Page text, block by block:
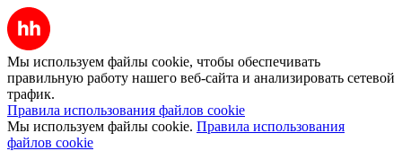
Мы используем файлы cookie, чтобы обеспечивать
правильную работу нашего веб-сайта и анализировать сетевой
трафик.
Правила использования файлов cookie
Мы используем файлы cookie. Правила использования
файлов cookie